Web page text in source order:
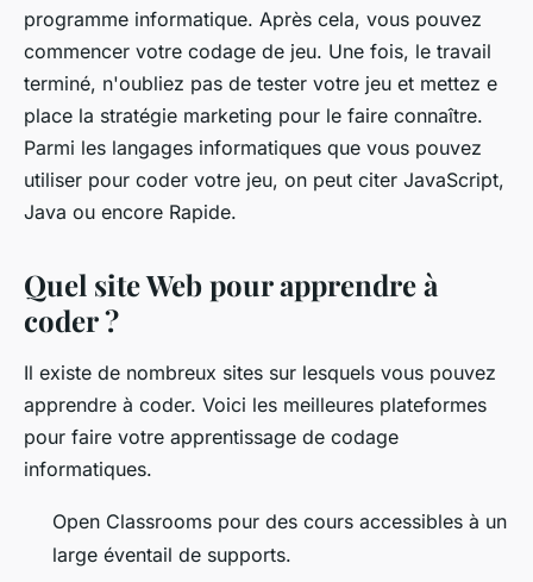
programme informatique. Après cela, vous pouvez
commencer votre codage de jeu. Une fois, le travail
terminé, n'oubliez pas de tester votre jeu et mettez e
place la stratégie marketing pour le faire connaître.
Parmi les langages informatiques que vous pouvez
utiliser pour coder votre jeu, on peut citer JavaScript,
Java ou encore Rapide.
Quel site Web pour apprendre à
coder ?
Il existe de nombreux sites sur lesquels vous pouvez
apprendre à coder. Voici les meilleures plateformes
pour faire votre apprentissage de codage
informatiques.
Open Classrooms pour des cours accessibles à un
large éventail de supports.